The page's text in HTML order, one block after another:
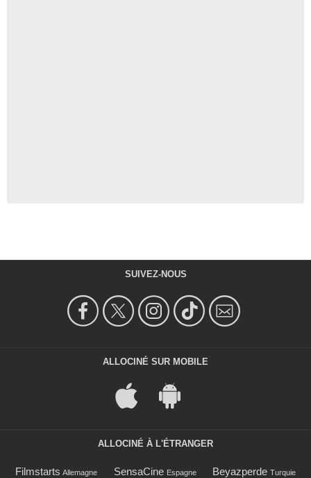
SUIVEZ-NOUS
ALLOCINÉ SUR MOBILE
ALLOCINÉ À L'ÉTRANGER
Filmstarts Allemagne SensaCine Espagne Beyazperde Turquie